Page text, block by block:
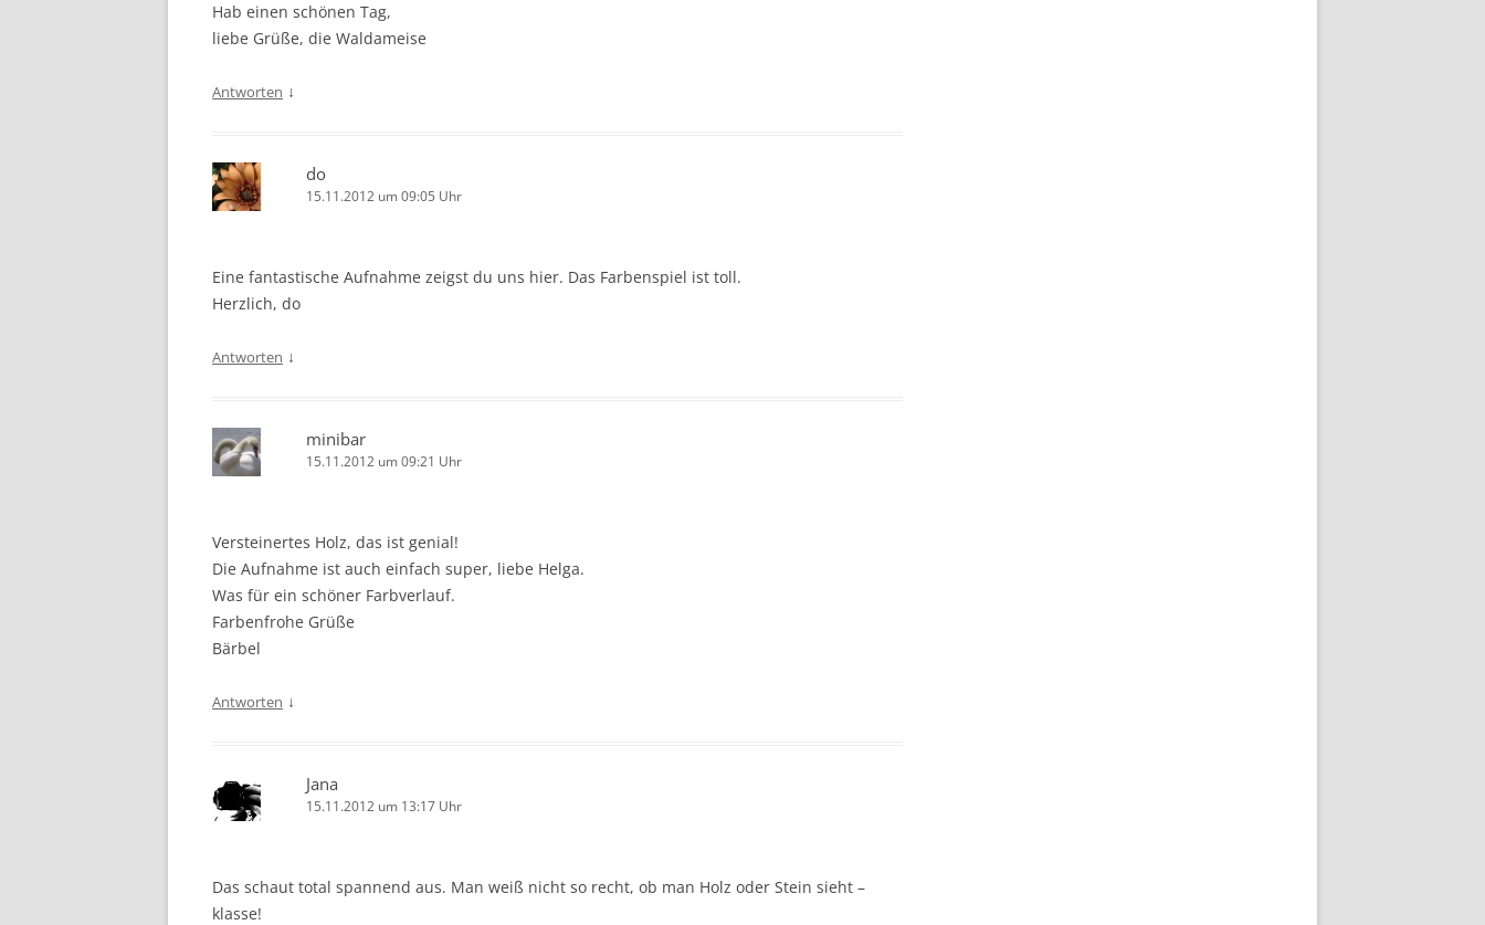
Hab einen schönen Tag,
liebe Grüße, die Waldameise
Antworten ↓
do
15.11.2012 um 09:05 Uhr
Eine fantastische Aufnahme zeigst du uns hier. Das Farbenspiel ist toll.
Herzlich, do
Antworten ↓
minibar
15.11.2012 um 09:21 Uhr
Versteinertes Holz, das ist genial!
Die Aufnahme ist auch einfach super, liebe Helga.
Was für ein schöner Farbverlauf.
Farbenfrohe Grüße
Bärbel
Antworten ↓
Jana
15.11.2012 um 13:17 Uhr
Das schaut total spannend aus. Man weiß nicht so recht, ob man Holz oder Stein sieht –
klasse!